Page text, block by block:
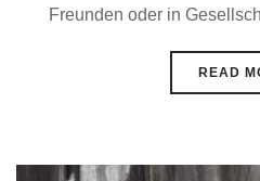
Freunden oder in
READ